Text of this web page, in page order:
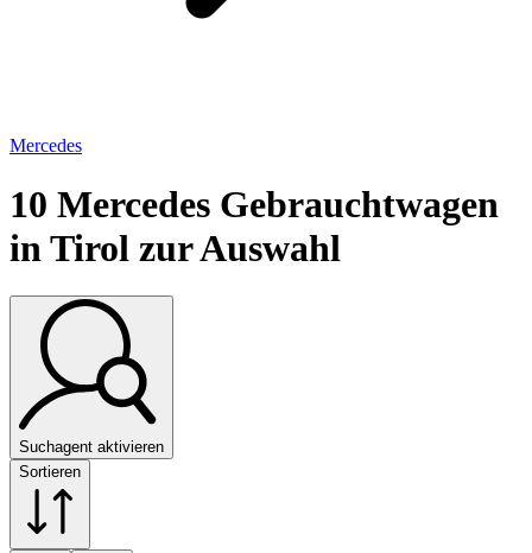
Mercedes
10 Mercedes Gebrauchtwagen
in Tirol zur Auswahl
Suchagent aktivieren
Sortieren